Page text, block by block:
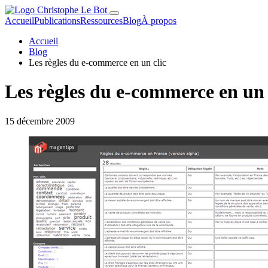
AccueilPublicationsRessourcesBlogÀ propos
Accueil
Blog
Les règles du e-commerce en un clic
Les règles du e-commerce en
15 décembre 2009